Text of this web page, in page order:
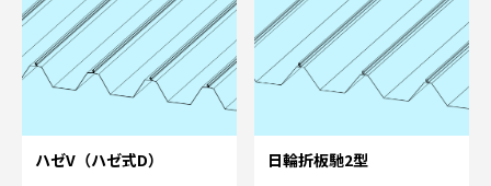
ハゼV（ハゼ式D）
日輪折板馳2型